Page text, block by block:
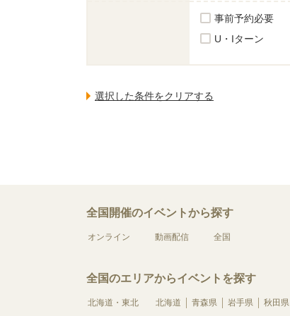
事前予約必要
U・Iターン
全国開催のイベントから探す
オンライン 動画配信 全国
全国のエリアからイベントを探す
北海道・東北 北海道 青森県 岩手県 秋田県